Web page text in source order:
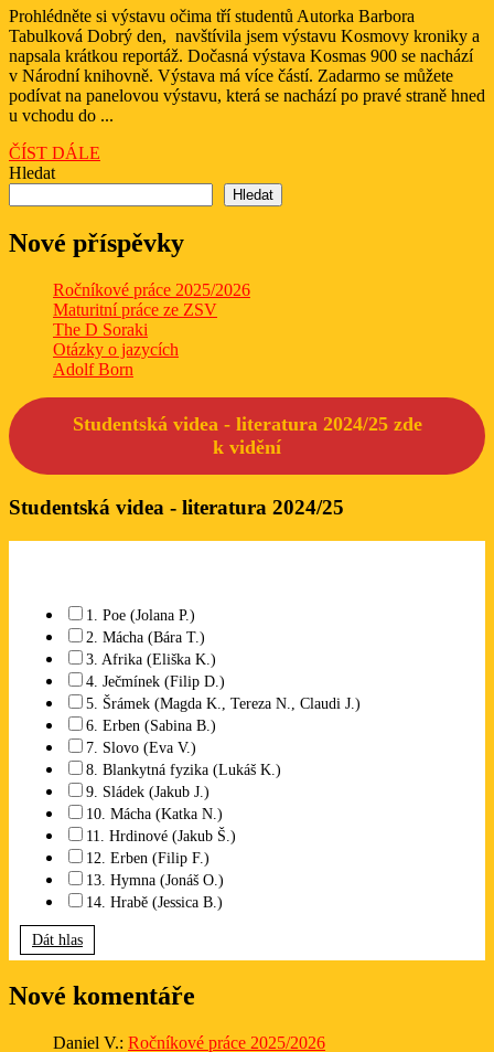
900
let
české
literatury
2025
Prohlédněte si výstavu očima tří studentů Autorka Barbora
Tabulková Dobrý den, navštívila jsem výstavu Kosmovy kroniky a
napsala krátkou reportáž. Dočasná výstava Kosmas 900 se nachází
v Národní knihovně. Výstava má více částí. Zadarmo se můžete
podívat na panelovou výstavu, která se nachází po pravé straně hned
u vchodu do ...
ČÍST DÁLE
Hledat
Hledat
Nové příspěvky
Ročníkové práce 2025/2026
Maturitní práce ze ZSV
The D Soraki
Otázky o jazycích
Adolf Born
Studentská videa - literatura 2024/25 zde
k vidění
Studentská videa - literatura 2024/25
1. Poe (Jolana P.)
2. Mácha (Bára T.)
3. Afrika (Eliška K.)
4. Ječmínek (Filip D.)
5. Šrámek (Magda K., Tereza N., Claudi J.)
6. Erben (Sabina B.)
7. Slovo (Eva V.)
8. Blankytná fyzika (Lukáš K.)
9. Sládek (Jakub J.)
10. Mácha (Katka N.)
11. Hrdinové (Jakub Š.)
12. Erben (Filip F.)
13. Hymna (Jonáš O.)
14. Hrabě (Jessica B.)
Dát hlas
Nové komentáře
Daniel V.: Ročníkové práce 2025/2026